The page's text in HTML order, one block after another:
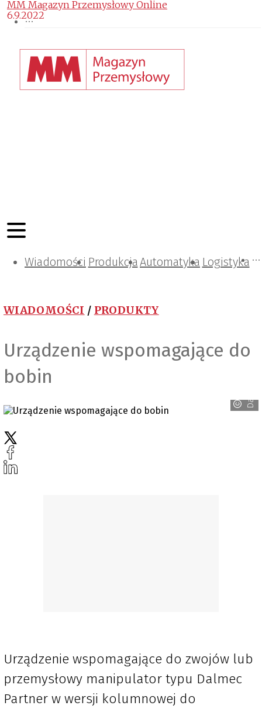
Wiadomości ProdukcjaAutomatyka Logistyka
Projektowanie i konstrukcje
Zarządzanie i IT
Tematy specjalne
WIADOMOŚCI / PRODUKTY
Urządzenie wspomagające do
bobin
Dalmec
MM Magazyn Przemysłowy Online
6.9.2022
Urządzenie wspomagające do zwojów lub
przemysłowy manipulator typu Dalmec
Partner w wersji kolumnowej do